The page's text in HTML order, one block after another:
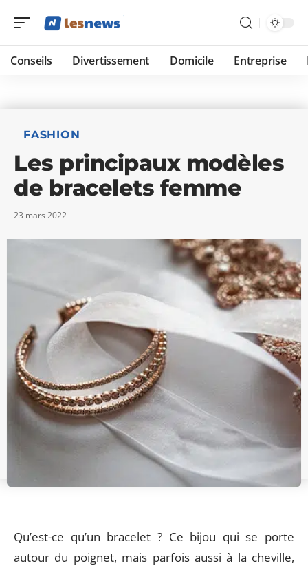
Conseils Divertissement Domicile Entreprise
FASHION
Les principaux modèles
de bracelets femme
23 mars 2022
Qu’est-ce qu’un bracelet ? Ce bijou qui se porte
autour du poignet, mais parfois aussi à la cheville,